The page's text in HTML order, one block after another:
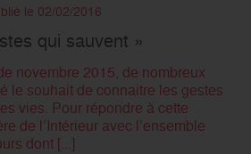
le 02/02/2016
qui sauvent »
novembre 2015, de nombreux
le souhait de connaitre les gestes
vies. Pour répondre à cette
de l’Intérieur avec l’ensemble
dont [...]